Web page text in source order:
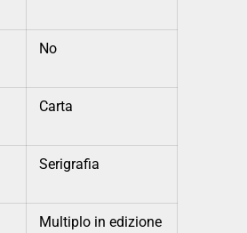
No
Carta
Serigrafia
Multiplo in edizione